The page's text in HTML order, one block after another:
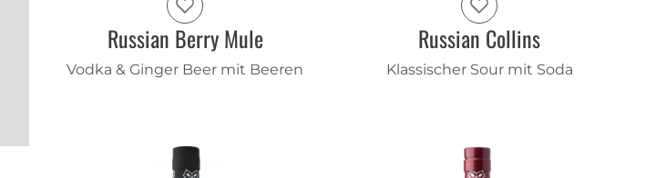
Russian Berry Mule
Vodka & Ginger Beer mit Beeren
Russian Collins
Klassischer Sour mit Soda